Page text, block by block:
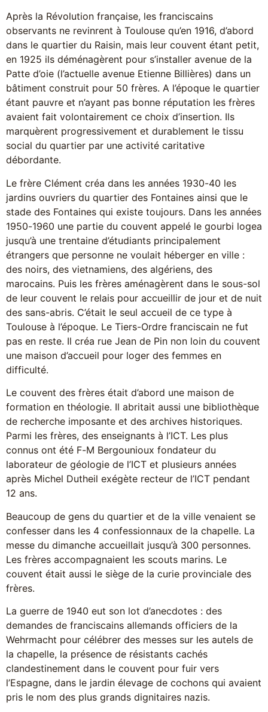
Après la Révolution française, les franciscains
observants ne revinrent à Toulouse qu’en 1916, d’abord
dans le quartier du Raisin, mais leur couvent étant petit,
en 1925 ils déménagèrent pour s’installer avenue de la
Patte d’oie (l’actuelle avenue Etienne Billières) dans un
bâtiment construit pour 50 frères. A l’époque le quartier
étant pauvre et n’ayant pas bonne réputation les frères
avaient fait volontairement ce choix d’insertion. Ils
marquèrent progressivement et durablement le tissu
social du quartier par une activité caritative
débordante.
Le frère Clément créa dans les années 1930-40 les
jardins ouvriers du quartier des Fontaines ainsi que le
stade des Fontaines qui existe toujours. Dans les années
1950-1960 une partie du couvent appelé le gourbi logea
jusqu’à une trentaine d’étudiants principalement
étrangers que personne ne voulait héberger en ville :
des noirs, des vietnamiens, des algériens, des
marocains. Puis les frères aménagèrent dans le sous-sol
de leur couvent le relais pour accueillir de jour et de nuit
des sans-abris. C’était le seul accueil de ce type à
Toulouse à l’époque. Le Tiers-Ordre franciscain ne fut
pas en reste. Il créa rue Jean de Pin non loin du couvent
une maison d’accueil pour loger des femmes en
difficulté.
Le couvent des frères était d’abord une maison de
formation en théologie. Il abritait aussi une bibliothèque
de recherche imposante et des archives historiques.
Parmi les frères, des enseignants à l’ICT. Les plus
connus ont été F-M Bergounioux fondateur du
laborateur de géologie de l’ICT et plusieurs années
après Michel Dutheil exégète recteur de l’ICT pendant
12 ans.
Beaucoup de gens du quartier et de la ville venaient se
confesser dans les 4 confessionnaux de la chapelle. La
messe du dimanche accueillait jusqu’à 300 personnes.
Les frères accompagnaient les scouts marins. Le
couvent était aussi le siège de la curie provinciale des
frères.
La guerre de 1940 eut son lot d’anecdotes : des
demandes de franciscains allemands officiers de la
Wehrmacht pour célébrer des messes sur les autels de
la chapelle, la présence de résistants cachés
clandestinement dans le couvent pour fuir vers
l’Espagne, dans le jardin élevage de cochons qui avaient
pris le nom des plus grands dignitaires nazis.